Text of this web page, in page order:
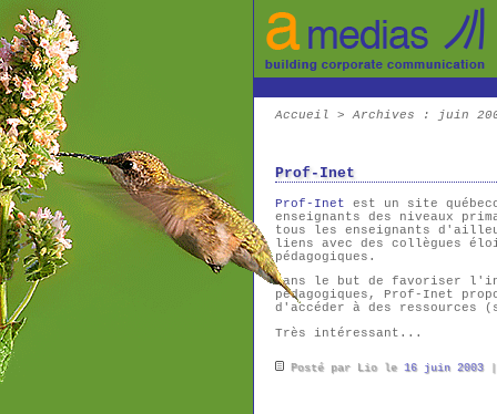
Accueil >Archives : juin
Prof-Inet
Prof-Inet est un site
enseignants des niveaux
tous les enseignants
liens avec des collègues
pédagogiques.
Dans le but de favoriser
pédagogiques, Prof-Inet
d'accéder à des ressources
Très intéressant...
Posté par Lio le 16 juin 2003